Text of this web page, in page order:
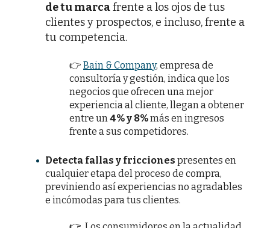
de tu marcafrente a los ojos de tus
clientes y prospectos, e incluso, frente a
tu competencia.
👉 Bain & Company, empresa de
consultoría y gestión, indica que los
negocios que ofrecen una mejor
experiencia al cliente, llegan a obtener
entre un4% y 8%más en ingresos
frente a sus competidores.
Detecta fallas y fricciones presentes en
cualquier etapa del proceso de compra,
previniendo así experiencias no agradables
e incómodas para tus clientes.